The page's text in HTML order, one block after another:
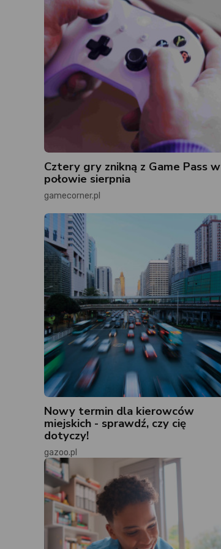
Cztery gry znikną z Game Pass w
połowie sierpnia
gamecorner.pl
Nowy termin dla kierowców
miejskich - sprawdź, czy cię
dotyczy!
gazoo.pl